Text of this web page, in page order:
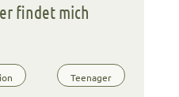
findet mich
Teenager